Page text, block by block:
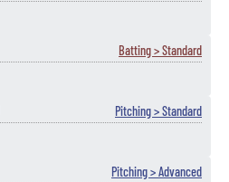
Batting > Standard
Pitching > Standard
Pitching > Advanced